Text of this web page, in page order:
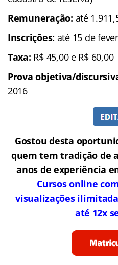
Remuneração: até
Inscrições: até 15 de
Taxa: R$ 45,00 e R$ 60,00
Prova objetiva/
2016
Gostou desta
quem tem tradição de
anos de experiência
Cursos online
visualizações
até 12x